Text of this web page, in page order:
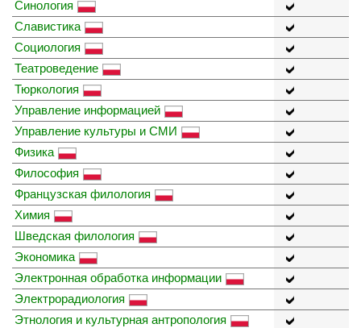
Синология
Славистика
Социология
Театроведение
Тюркология
Управление информацией
Управление культуры и СМИ
Физика
Философия
Французская филология
Химия
Шведская филология
Экономика
Электронная обработка информации
Электрорадиология
Этнология и культурная антропология